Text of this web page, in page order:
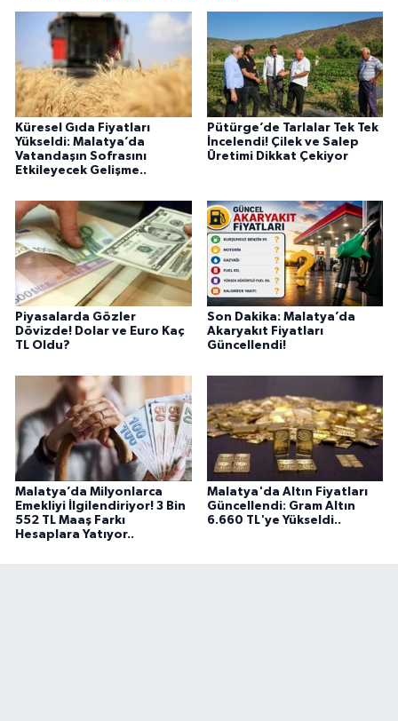
Küresel Gıda Fiyatları
Yükseldi: Malatya’da
Vatandaşın Sofrasını
Etkileyecek Gelişme..
Pütürge’de Tarlalar Tek Tek
İncelendi! Çilek ve Salep
Üretimi Dikkat Çekiyor
Piyasalarda Gözler
Dövizde! Dolar ve Euro Kaç
TL Oldu?
Son Dakika: Malatya’da
Akaryakıt Fiyatları
Güncellendi!
Malatya’da Milyonlarca
Emekliyi İlgilendiriyor! 3 Bin
552 TL Maaş Farkı
Hesaplara Yatıyor..
Malatya'da Altın Fiyatları
Güncellendi: Gram Altın
6.660 TL'ye Yükseldi..